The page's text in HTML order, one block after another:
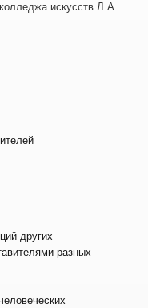
искусств Л.А.
других
разных